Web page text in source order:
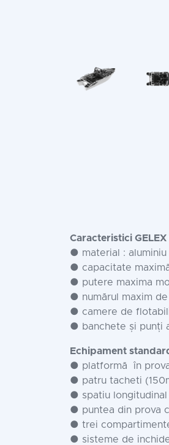
Caracteristici
● material :
● capacitate
● putere maxima
● numărul maxim
● camere de
● banchete și punți
Echipament
● platformă în
● patru tacheti
● spatiu
● puntea din prova
● trei
● sisteme de